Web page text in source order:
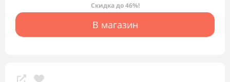
Скидка до 46%!
В магазин